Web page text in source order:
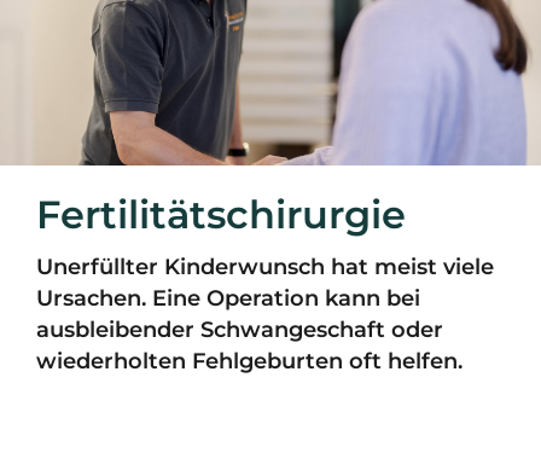
Fertilitätschirurgie
Unerfüllter Kinderwunsch hat meist viele
Ursachen. Eine Operation kann bei
ausbleibender Schwangeschaft oder
wiederholten Fehlgeburten oft helfen.
Alle Operationen im Überblick
Minimalinvasive Chirurgie
Kurzstationäre Eingriffe
Dysplasie-Zentrum
Fertilitätschirurgie
Endometriose-Klinik
Myom-Zentrum